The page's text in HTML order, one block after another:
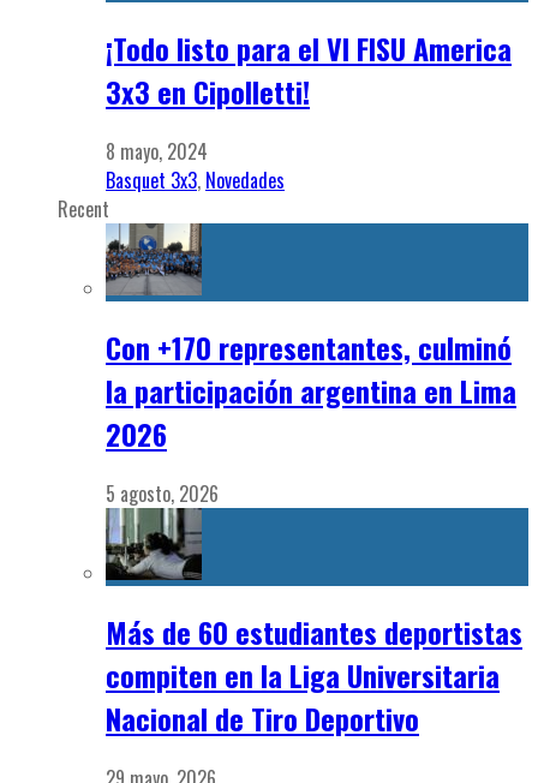
¡Todo listo para el VI FISU America
3x3 en Cipolletti!
8 mayo, 2024
Basquet 3x3, Novedades
Recent
Con +170 representantes, culminó
la participación argentina en Lima
2026
5 agosto, 2026
Más de 60 estudiantes deportistas
compiten en la Liga Universitaria
Nacional de Tiro Deportivo